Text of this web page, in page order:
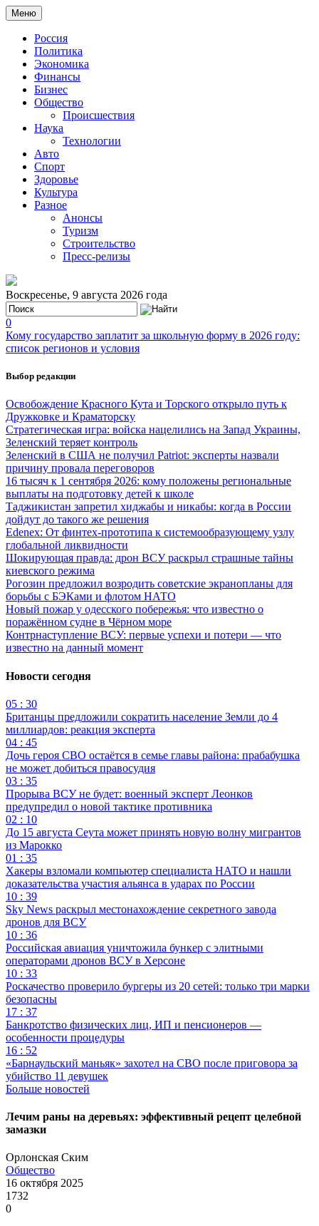
Меню
Россия
Политика
Экономика
Финансы
Бизнес
Общество
Происшествия
Наука
Технологии
Авто
Спорт
Здоровье
Культура
Разное
Анонсы
Туризм
Строительство
Пресс-релизы
Воскресенье, 9 августа 2026 года
0
Кому государство заплатит за школьную форму в 2026 году:
список регионов и условия
Выбор редакции
Освобождение Красного Кута и Торского открыло путь к
Дружковке и Краматорску
Стратегическая игра: войска нацелились на Запад Украины,
Зеленский теряет контроль
Зеленский в США не получил Patriot: эксперты назвали
причину провала переговоров
16 тысяч к 1 сентября 2026: кому положены региональные
выплаты на подготовку детей к школе
Таджикистан запретил хиджабы и никабы: когда в России
дойдут до такого же решения
Edenex: От финтех-прототипа к системообразующему узлу
глобальной ликвидности
Шокирующая правда: дрон ВСУ раскрыл страшные тайны
киевского режима
Рогозин предложил возродить советские экранопланы для
борьбы с БЭКами и флотом НАТО
Новый пожар у одесского побережья: что известно о
поражённом судне в Чёрном море
Контрнаступление ВСУ: первые успехи и потери — что
известно на данный момент
Новости сегодня
05 : 30
Британцы предложили сократить население Земли до 4
миллиардов: реакция эксперта
04 : 45
Дочь героя СВО остаётся в семье главы района: прабабушка
не может добиться правосудия
03 : 35
Прорыва ВСУ не будет: военный эксперт Леонков
предупредил о новой тактике противника
02 : 10
До 15 августа Сеута может принять новую волну мигрантов
из Марокко
01 : 35
Хакеры взломали компьютер специалиста НАТО и нашли
доказательства участия альянса в ударах по России
10 : 39
Sky News раскрыл местонахождение секретного завода
дронов для ВСУ
10 : 36
Российская авиация уничтожила бункер с элитными
операторами дронов ВСУ в Херсоне
10 : 33
Роскачество проверило бургеры из 20 сетей: только три марки
безопасны
17 : 37
Банкротство физических лиц, ИП и пенсионеров —
особенности процедуры
16 : 52
«Барнаульский маньяк» захотел на СВО после приговора за
убийство 11 девушек
Больше новостей
Лечим раны на деревьях: эффективный рецепт целебной
замазки
Орлонская Ским
Общество
16 октября 2025
1732
0